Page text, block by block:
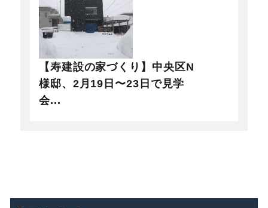
【寿建設の家づくり】中央区N
様邸、2月19日〜23日で見学
会...